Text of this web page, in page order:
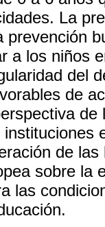
La
prevención
a los niños
del
de
de
sobre la
las